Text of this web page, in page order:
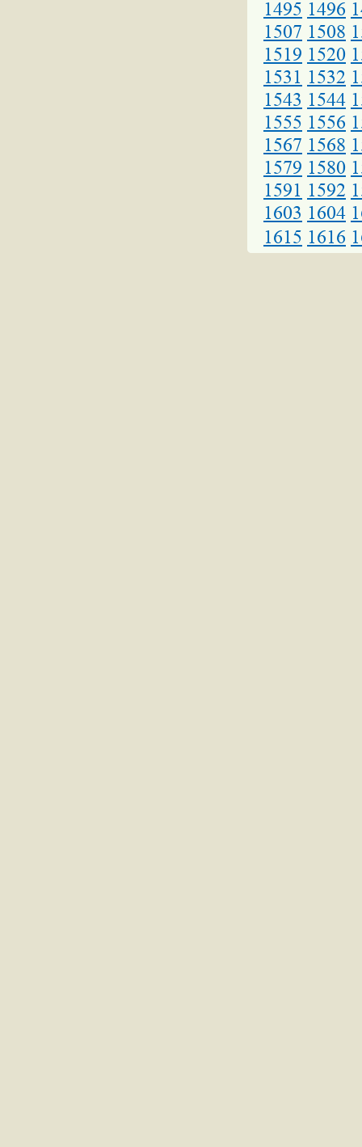
1495 1496
1507 1508
1519 1520
1531 1532
1543 1544
1555 1556
1567 1568
1579 1580
1591 1592
1603 1604
1615 1616